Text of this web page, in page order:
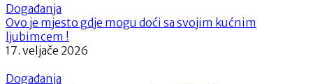
Događanja
Ovo je mjesto gdje mogu doći sa svojim kućnim
ljubimcem !
17. veljače 2026
Događanja